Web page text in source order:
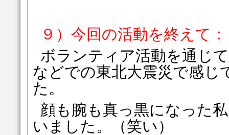
９）今回の活動を終えて：
ボランティア活動を通じ
などでの東北大震災で感じ
た。
顔も腕も真っ黒になった
いました。（笑い）